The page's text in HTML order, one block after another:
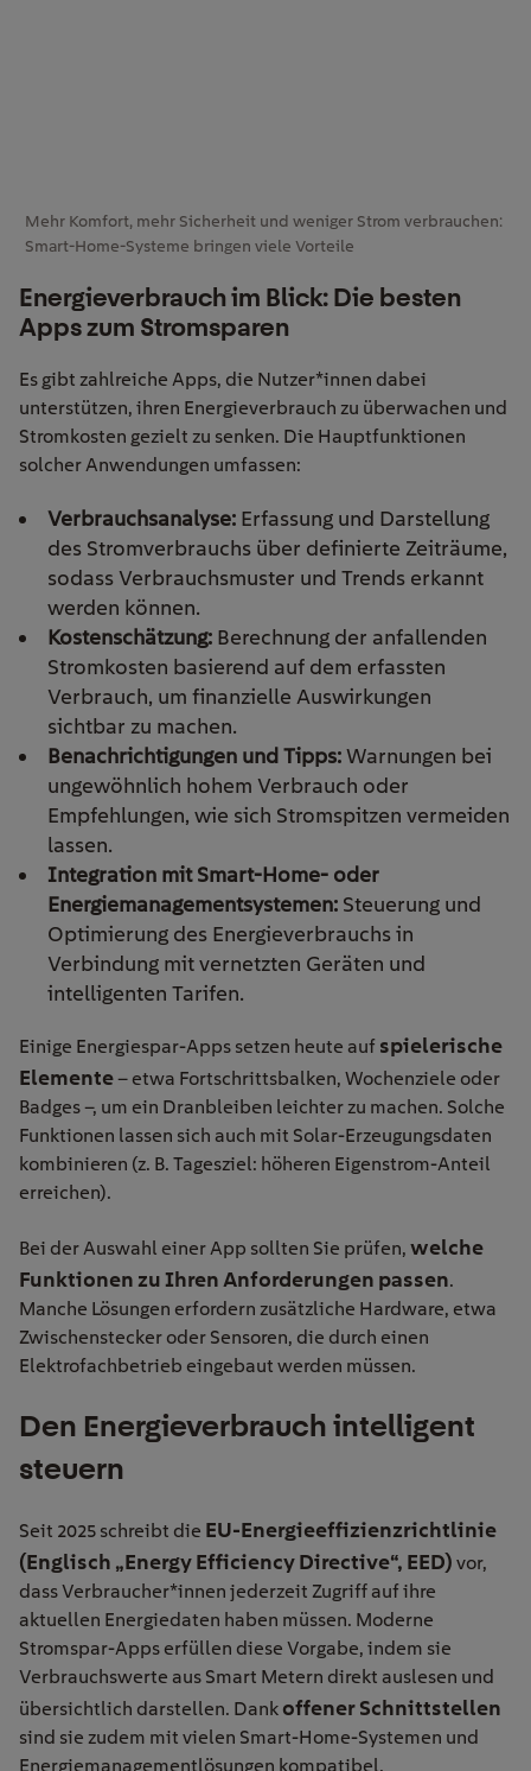
Mehr Komfort, mehr Sicherheit und weniger Strom verbrauchen:
Smart-Home-Systeme bringen viele Vorteile
Energieverbrauch im Blick: Die besten
Apps zum Stromsparen
Es gibt zahlreiche Apps, die Nutzer*innen dabei
unterstützen, ihren Energieverbrauch zu überwachen und
Stromkosten gezielt zu senken. Die Hauptfunktionen
solcher Anwendungen umfassen:
Verbrauchsanalyse: Erfassung und Darstellung
des Stromverbrauchs über definierte Zeiträume,
sodass Verbrauchsmuster und Trends erkannt
werden können.
Kostenschätzung: Berechnung der anfallenden
Stromkosten basierend auf dem erfassten
Verbrauch, um finanzielle Auswirkungen
sichtbar zu machen.
Benachrichtigungen und Tipps:Warnungen bei
ungewöhnlich hohem Verbrauch oder
Empfehlungen, wie sich Stromspitzen vermeiden
lassen.
Integration mit Smart-Home- oder
Energiemanagementsystemen: Steuerung und
Optimierung des Energieverbrauchs in
Verbindung mit vernetzten Geräten und
intelligenten Tarifen.
Einige Energiespar-Apps setzen heute auf spielerische
Elemente– etwa Fortschrittsbalken, Wochenziele oder
Badges –, um ein Dranbleiben leichter zu machen. Solche
Funktionen lassen sich auch mit Solar-Erzeugungsdaten
kombinieren (z. B. Tagesziel: höheren Eigenstrom-Anteil
erreichen).
Bei der Auswahl einer App sollten Sie prüfen, welche
Funktionen zu Ihren Anforderungen passen.
Manche Lösungen erfordern zusätzliche Hardware, etwa
Zwischenstecker oder Sensoren, die durch einen
Elektrofachbetrieb eingebaut werden müssen.
Den Energieverbrauch intelligent
steuern
Seit 2025 schreibt die EU-Energieeffizienzrichtlinie
(Englisch „Energy Efficiency Directive“, EED) vor,
dass Verbraucher*innen jederzeit Zugriff auf ihre
aktuellen Energiedaten haben müssen. Moderne
Stromspar-Apps erfüllen diese Vorgabe, indem sie
Verbrauchswerte aus Smart Metern direkt auslesen und
übersichtlich darstellen. Dank offener Schnittstellen
sind sie zudem mit vielen Smart-Home-Systemen und
Energiemanagementlösungen kompatibel.